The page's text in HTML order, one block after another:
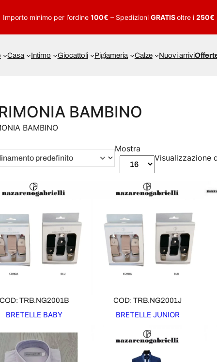
Importo minimo per l’ordine 100€ – Spedizioni GRATISoltre i 250€
Casa Intimo Giocattoli Pigiameria Calze Nuovi arrivi
BAMBINO
BAMBINO
Mostra
Visualizzazione
COD: TRB.NG2001B
BRETELLE BABY
COD: TRB.NG2001J
BRETELLE JUNIOR